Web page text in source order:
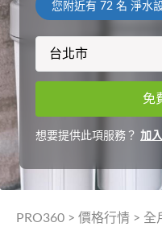
您附近有 72 名 淨水
免
想要提供此項服務？加
PRO360 > 價格行情 > 全